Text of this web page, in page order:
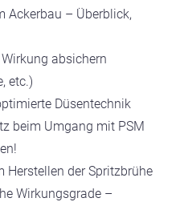
Ackerbau – Überblick,
absichern
etc.)
Düsentechnik
beim Umgang mit PSM
Herstellen der Spritzbrühe
Wirkungsgrade –